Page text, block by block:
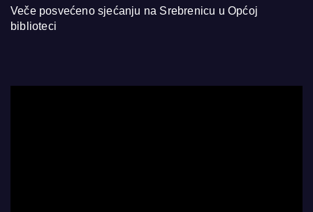
Veče posvećeno sjećanju na Srebrenicu u Općoj
biblioteci